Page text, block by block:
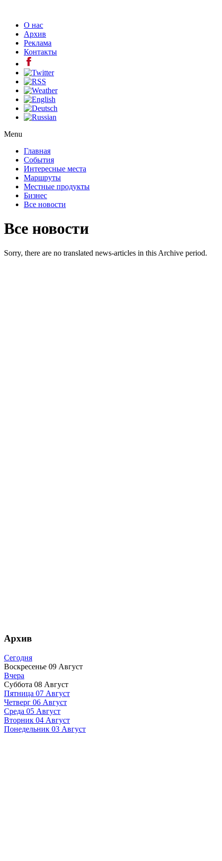
О нас
Архив
Реклама
Контакты
Menu
Главная
События
Интересные места
Маршруты
Местные продукты
Бизнес
Все новости
Все новости
Sorry, there are no translated news-articles in this Archive period.
Архив
Сегодня
Воскресенье 09 Август
Вчера
Суббота 08 Август
Пятница 07 Август
Четверг 06 Август
Среда 05 Август
Вторник 04 Август
Понедельник 03 Август